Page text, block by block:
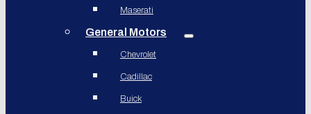
Maserati
General Motors
Chevrolet
Cadillac
Buick